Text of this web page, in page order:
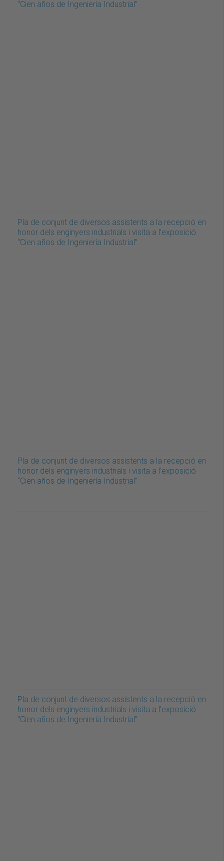
“Cien años de Ingeniería Industrial”
Pla de conjunt de diversos assistents a la recepció en
honor dels enginyers industrials i visita a l’exposició
“Cien años de Ingeniería Industrial”
Pla de conjunt de diversos assistents a la recepció en
honor dels enginyers industrials i visita a l’exposició
“Cien años de Ingeniería Industrial”
Pla de conjunt de diversos assistents a la recepció en
honor dels enginyers industrials i visita a l’exposició
“Cien años de Ingeniería Industrial”